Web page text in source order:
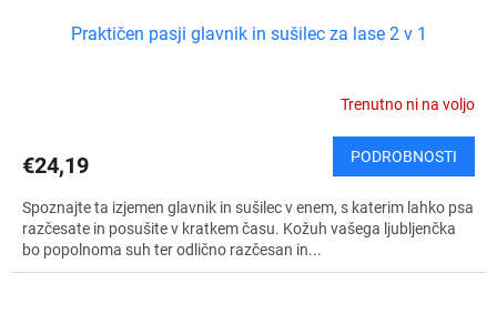
Praktičen pasji glavnik in sušilec za lase 2 v 1
Trenutno ni na voljo
€24,19 PODROBNOSTI
Spoznajte ta izjemen glavnik in sušilec v enem, s katerim lahko psa
razčesate in posušite v kratkem času. Kožuh vašega ljubljenčka
bo popolnoma suh ter odlično razčesan in...